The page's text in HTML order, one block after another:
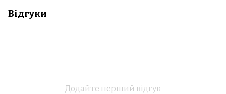
Відгуки
Додайте перший відгук